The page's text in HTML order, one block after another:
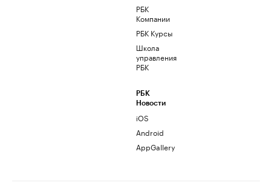
РБК
Компании
РБК Курсы
Школа
управления
РБК
РБК
Новости
iOS
Android
AppGallery